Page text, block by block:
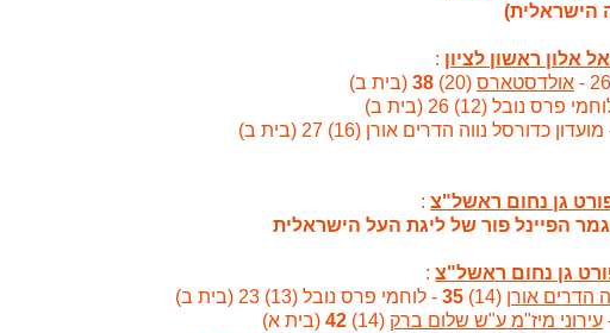
הישראלית)
:
אולדסטארס (20)
38 (בית ב)
פרס נובל (12) 26 (בית ב)
כדורסל נווה הדרים אורן (16) 27 (בית ב)
:
הפיינל פור של ליגת העל הישראלית
:
הדרים אורן (14)
35 - לוחמי פרס נובל (13) 23 (בית ב)
עירוני מיז"מ ע"ש שלום ברק (14)
42 (בית א)